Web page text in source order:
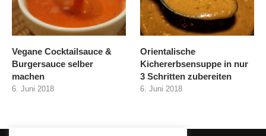
Vegane Cocktailsauce &
Burgersauce selber
machen
6. Juni 2018
Orientalische
Kichererbsensuppe in nur
3 Schritten zubereiten
6. Juni 2018